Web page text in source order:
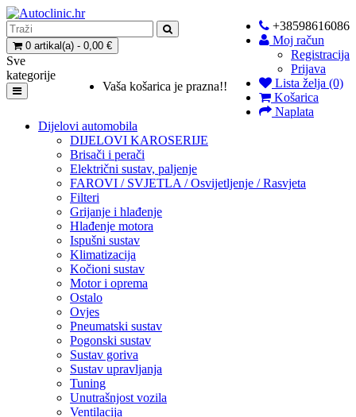
+38598616086
Moj račun
Registracija
Prijava
Lista želja (0)
Košarica
Naplata
0 artikal(a) - 0,00 €
Vaša košarica je prazna!!
Sve
kategorije
Dijelovi automobila
DIJELOVI KAROSERIJE
Brisači i perači
Električni sustav, paljenje
FAROVI / SVJETLA / Osvijetljenje / Rasvjeta
Filteri
Grijanje i hlađenje
Hlađenje motora
Ispušni sustav
Klimatizacija
Kočioni sustav
Motor i oprema
Ostalo
Ovjes
Pneumatski sustav
Pogonski sustav
Sustav goriva
Sustav upravljanja
Tuning
Unutrašnjost vozila
Ventilacija